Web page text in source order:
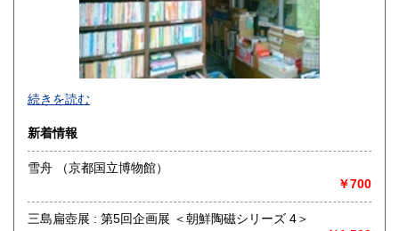
950円 鹿児島県
1,400円
午後2時以降のご注文は翌日のご対応となる場合がございま
す。日曜・祭日は店休のため翌日のご対応となります。
■必ずメールを返信しておりますが、メールが届かないケース
続きを読む
新着情報
雪舟 （京都国立博物館）
￥700
三島扁壺展 : 第5回企画展 ＜朝鮮陶磁シリーズ 4＞